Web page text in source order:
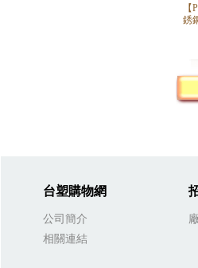
銹
台塑購物網
公司簡介
相關連結